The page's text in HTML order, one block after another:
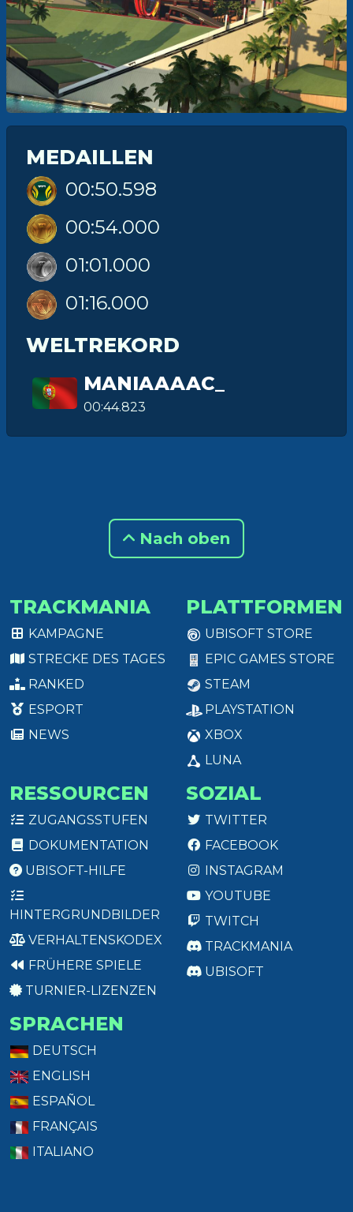
MEDAILLEN
00:50.598
00:54.000
01:01.000
01:16.000
WELTREKORD
MANIAAAAC_
00:44.823
Nach oben
TRACKMANIA
KAMPAGNE
STRECKE DES TAGES
RANKED
ESPORT
NEWS
PLATTFORMEN
UBISOFT STORE
EPIC GAMES STORE
STEAM
PLAYSTATION
XBOX
LUNA
RESSOURCEN
ZUGANGSSTUFEN
DOKUMENTATION
UBISOFT-HILFE
HINTERGRUNDBILDER
VERHALTENSKODEX
FRÜHERE SPIELE
TURNIER-LIZENZEN
SOZIAL
TWITTER
FACEBOOK
INSTAGRAM
YOUTUBE
TWITCH
TRACKMANIA
UBISOFT
SPRACHEN
DEUTSCH
ENGLISH
ESPAÑOL
FRANÇAIS
ITALIANO